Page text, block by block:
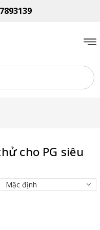
cho PG siêu